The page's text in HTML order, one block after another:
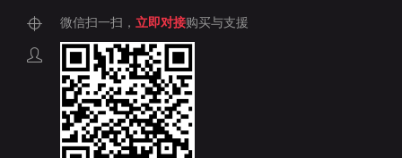
微信扫一扫， 立即对接购买与支援